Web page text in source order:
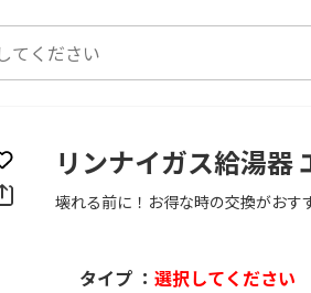
お気に入りに登録
リンナイガス給湯器
壊れる前に！お得な時の交換がおす
タイプ ： 選択してください